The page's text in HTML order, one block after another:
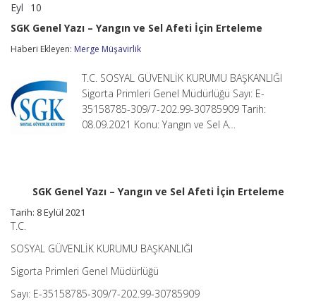
Eyl 10
Yazı
Yangın
Sel
Afeti
İçin
Erteleme
için
SGK Genel Yazı – Yangın ve Sel Afeti İçin Erteleme
Haberi Ekleyen: Merge Müşavirlik
T.C. SOSYAL GÜVENLİK KURUMU BAŞKANLIĞI
Sigorta Primleri Genel Müdürlüğü Sayı: E-
35158785-309/7-202.99-30785909 Tarih:
08.09.2021 Konu: Yangın ve Sel A…
SGK Genel Yazı – Yangın ve Sel Afeti İçin Erteleme
Tarih: 8 Eylül 2021
T.C.
SOSYAL GÜVENLİK KURUMU BAŞKANLIĞI
Sigorta Primleri Genel Müdürlüğü
Sayı: E-35158785-309/7-202.99-30785909